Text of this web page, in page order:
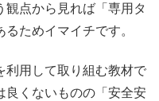
観点から見れば「専用タ
ためイマイチです。
利用して取り組む教材で
良くないものの「安全安